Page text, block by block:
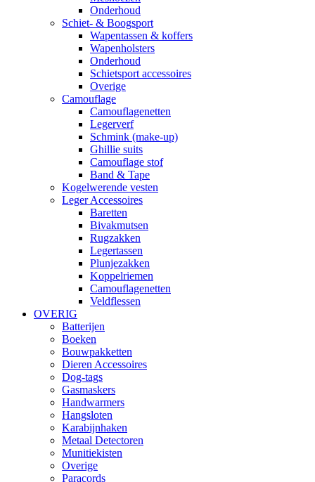
Onderhoud
Schiet- & Boogsport
Wapentassen & koffers
Wapenholsters
Onderhoud
Schietsport accessoires
Overige
Camouflage
Camouflagenetten
Legerverf
Schmink (make-up)
Ghillie suits
Camouflage stof
Band & Tape
Kogelwerende vesten
Leger Accessoires
Baretten
Bivakmutsen
Rugzakken
Legertassen
Plunjezakken
Koppelriemen
Camouflagenetten
Veldflessen
OVERIG
Batterijen
Boeken
Bouwpakketten
Dieren Accessoires
Dog-tags
Gasmaskers
Handwarmers
Hangsloten
Karabijnhaken
Metaal Detectoren
Munitiekisten
Overige
Paracords